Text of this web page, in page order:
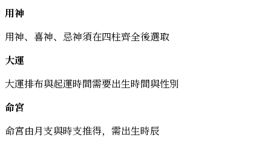
用神
用神、喜神、忌神須在四柱齊全後選取
大運
大運排布與起運時間需要出生時間與性別
命宮
命宮由月支與時支推得，需出生時辰